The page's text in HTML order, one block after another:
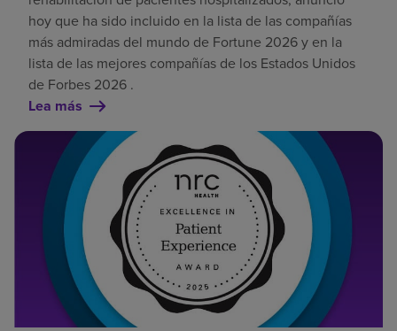
hoy que ha sido incluido en la lista de las compañías
más admiradas del mundo de Fortune 2026 y en la
lista de las mejores compañías de los Estados Unidos
de Forbes 2026 .
Lea más